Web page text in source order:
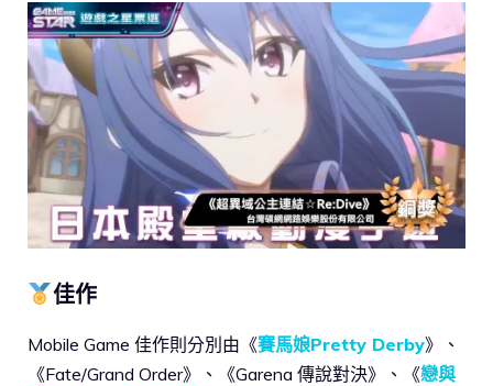
佳作
Mobile Game 佳作則分別由《賽馬娘Pretty Derby》、
《Fate/Grand Order》、《Garena 傳說對決》、《戀與